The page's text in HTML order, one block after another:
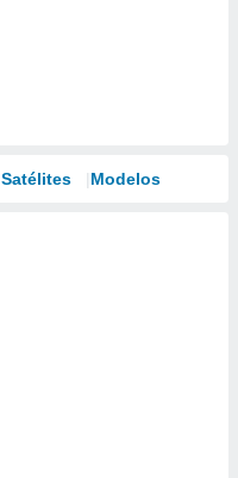
Satélites Modelos